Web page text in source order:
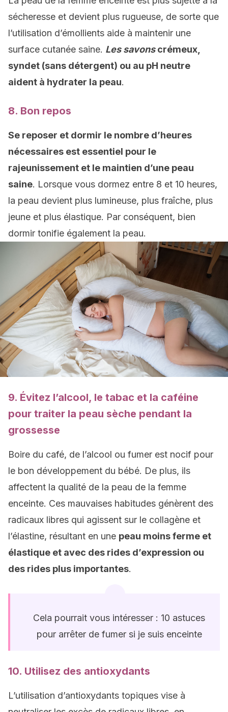
sécheresse et devient plus rugueuse, de sorte que
l’utilisation d’émollients aide à maintenir une
surface cutanée saine. Les savonscrémeux,
syndet (sans détergent) ou au pH neutre
aident à hydrater la peau.
8. Bon repos
Se reposer et dormir le nombre d’heures
nécessaires est essentiel pour le
rajeunissement et le maintien d’une peau
saine. Lorsque vous dormez entre 8 et 10 heures,
la peau devient plus lumineuse, plus fraîche, plus
jeune et plus élastique. Par conséquent, bien
dormir tonifie également la peau.
9. Évitez l’alcool, le tabac et la caféine
pour traiter la peau sèche pendant la
grossesse
Boire du café, de l’alcool ou fumer est nocif pour
le bon développement du bébé. De plus, ils
affectent la qualité de la peau de la femme
enceinte. Ces mauvaises habitudes génèrent des
radicaux libres qui agissent sur le collagène et
l’élastine, résultant en une peau moins ferme et
élastique et avec des rides d’expression ou
des rides plus importantes.
Cela pourrait vous intéresser : 10 astuces
pour arrêter de fumer si je suis enceinte
10. Utilisez des antioxydants
L’utilisation d’antioxydants topiques vise à